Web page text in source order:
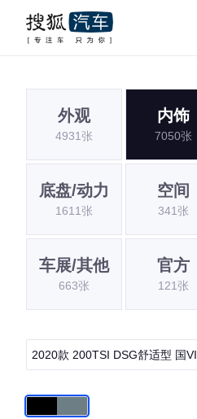
外观
4931张
内饰
7050张
底盘/动力
1611张
空间
341张
车展/其他
663张
官方
121张
2020款 200TSI DSG舒适型 国VI